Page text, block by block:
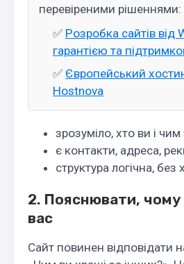
перевіреними рішеннями:
✅ Розробка сайтів від
гарантією та
✅ Європейський
Hostnova
зрозуміло, хто ви і
є контакти, адреса,
структура логічна, без
2. Пояснювати,
вас
Сайт повинен відповідати